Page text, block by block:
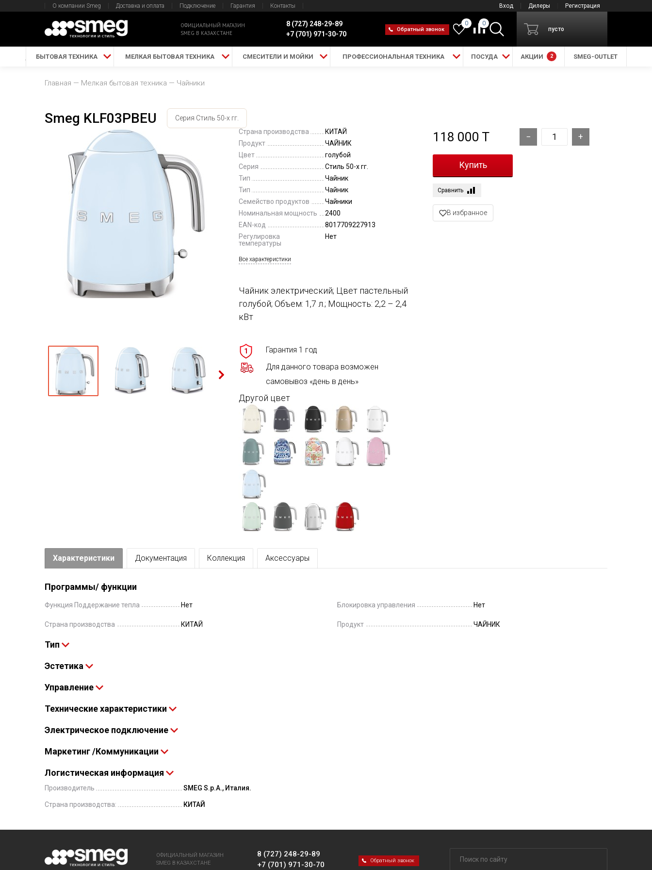
Вход Дилеры Регистрация
О компании Smeg Доставка и оплата Подключение Гарантия Контакты
ОФИЦИАЛЬНЫЙ МАГАЗИН
SMEG В КАЗАХСТАНЕ
8 (727) 248-29-89
+7 (701) 971-30-70
Обратный звонок
0
0
пусто
БЫТОВАЯ ТЕХНИКА МЕЛКАЯ БЫТОВАЯ ТЕХНИКА СМЕСИТЕЛИ И МОЙКИ ПРОФЕССИОНАЛЬНАЯ ТЕХНИКА ПОСУДА АКЦИИ 2 SMEG-OUTLET
Главная Мелкая бытовая техника Чайники
Smeg KLF03PBEU
Серия Стиль 50-х гг.
Страна производства
КИТАЙ
Продукт
ЧАЙНИК
Цвет
голубой
Серия
Стиль 50-х гг.
Тип
Чайник
Тип
Чайник
Семейство продуктов
Чайники
Номинальная мощность
2400
EAN-код
8017709227913
Регулировка
температуры
Нет
Все характеристики
Чайник электрический; Цвет пастельный
голубой; Объем: 1,7 л.; Мощность: 2,2 – 2,4
кВт
1
Гарантия 1 год
Для данного товара возможен
самовывоз «день в день»
Другой цвет
118 000 T
Сравнить
В избранное
Характеристики Документация Коллекция Аксессуары
Программы/ функции
Функция Поддержание тепла Нет Блокировка управления Нет
Страна производства КИТАЙ Продукт ЧАЙНИК
Тип
Эстетика
Управление
Технические характеристики
Электрическое подключение
Маркетинг /Коммуникации
Логистическая информация
Производитель SMEG S.p.A., Италия.
Страна производства: КИТАЙ
ОФИЦИАЛЬНЫЙ МАГАЗИН
SMEG В КАЗАХСТАНЕ
8 (727) 248-29-89
+7 (701) 971-30-70
Обратный звонок